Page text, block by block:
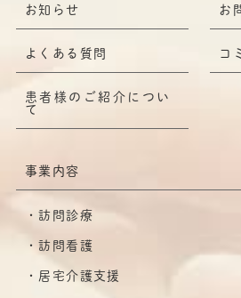
お知らせ お
よくある質問 コ
患者様のご紹介につい
て
事業内容
訪問診療
訪問看護
居宅介護支援